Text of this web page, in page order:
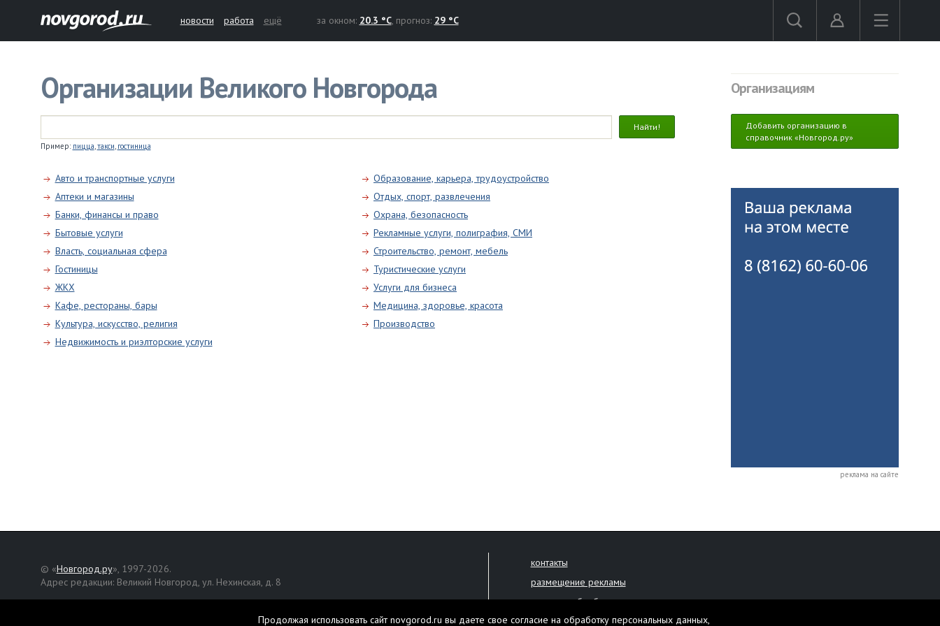
новости работа ещё за окном: 20.3 °C, прогноз: 29 °C
Организации Великого Новгорода
Пример: пицца,такси, гостиница
Авто и транспортные услуги
Аптеки и магазины
Банки, финансы и право
Бытовые услуги
Власть, социальная сфера
Гостиницы
ЖКХ
Кафе, рестораны, бары
Культура, искусство, религия
Недвижимость и риэлторские услуги
Образование, карьера, трудоустройство
Отдых, спорт, развлечения
Охрана, безопасность
Рекламные услуги, полиграфия, СМИ
Строительство, ремонт, мебель
Туристические услуги
Услуги для бизнеса
Медицина, здоровье, красота
Производство
Организациям
Добавить организацию в
справочник «Новгород.ру»
реклама на сайте
© «Новгород.ру», 1997-2026.
Адрес редакции: Великий Новгород, ул. Нехинская, д. 8
контакты
размещение рекламы
политика обработки персональных данных
Продолжая использовать сайт novgorod.ru вы даете свое согласие на обработку персональных данных,